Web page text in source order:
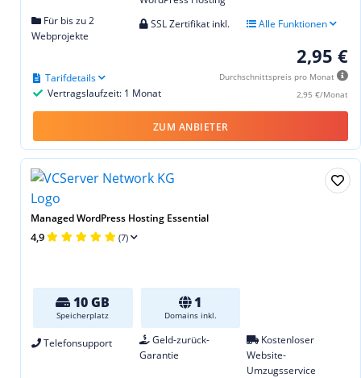
Für bis zu 2
Webprojekte
SSL Zertifikat inkl. Alle Funktionen
2,95 €
Durchschnittspreis pro Monat
2,95 €/Monat
Vertragslaufzeit: 1 Monat
Tarifdetails
ZUM ANBIETER
Managed WordPress Hosting Essential
4,9 (7)
10 GB
Speicherplatz
1
Domains inkl.
Telefonsupport
Geld-zurück-
Garantie
Kostenloser
Website-
Umzugsservice